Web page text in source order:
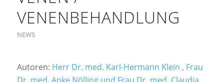
VENENBEHANDLUNG
NEWS
Autoren: Herr Dr. med. Karl-Hermann Klein , Frau
Dr. med. Anke Nölling und Frau Dr. med. Claudia